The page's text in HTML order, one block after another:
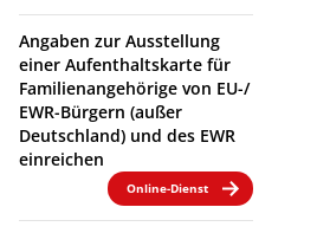
Angaben zur Ausstellung
einer Aufenthaltskarte für
Familienangehörige von EU-/
EWR-Bürgern (außer
Deutschland) und des EWR
einreichen
Online-Dienst